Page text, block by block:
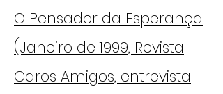
O Pensador da Esperança
(Janeiro de 1999, Revista
Caros Amigos, entrevista